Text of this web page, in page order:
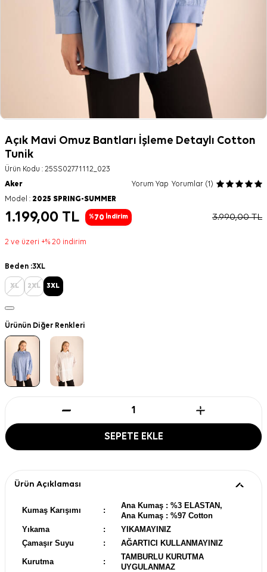
Açık Mavi Omuz Bantları İşleme Detaylı Cotton
Tunik
Ürün Kodu : 25SS02771112_023
Aker
Yorum Yap Yorumlar (1)
Model : 2025 SPRING-SUMMER
1.199,00 TL %70 İndirim 3.990,00TL
2 ve üzeri +% 20 indirim
Beden :3XL
XL 2XL 3XL
Ürünün Diğer Renkleri
SEPETE EKLE
Ürün Açıklaması
Kumaş Karışımı :
Ana Kumaş : %3 ELASTAN,
Ana Kumaş : %97 Cotton
Yıkama
:
YIKAMAYINIZ
Çamaşır Suyu
: AĞARTICI KULLANMAYINIZ
Kurutma :
TAMBURLU KURUTMA
UYGULANMAZ